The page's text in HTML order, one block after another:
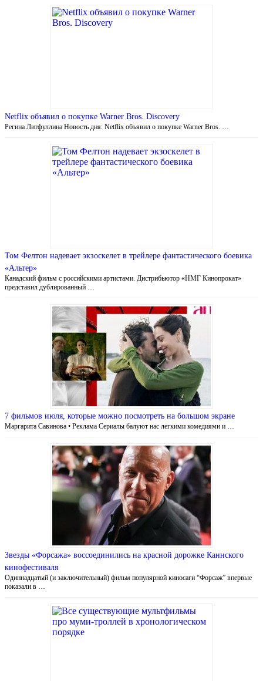
Netflix объявил о покупке Warner Bros. Discovery
Регина Литфуллина Новость дня: Netflix объявил о покупке Warner Bros. …
Том Фелтон надевает экзоскелет в трейлере фантастического боевика
«Альтер»
Канадский фильм с российскими артистами. Дистрибьютор «НМГ Кинопрокат»
представил дублированный …
7 фильмов июля, которые можно посмотреть на большом экране
Маргарита Савинова • Реклама Сериалы балуют нас легкими комедиями и …
Звезды «Форсажа» воссоединились на красной дорожке Каннского
кинофестиваля
Одиннадцатый (и заключительный) фильм популярной киносаги “Форсаж” впервые
показали в …